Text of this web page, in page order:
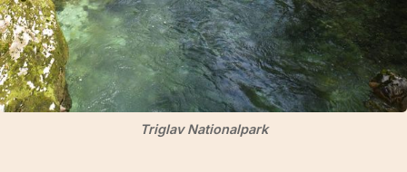
Triglav Nationalpark